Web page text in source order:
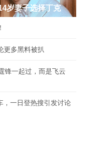
岁妻子选择丁克
更多黑料被扒
锋一起过，而是飞云
，一日登热搜引发讨论